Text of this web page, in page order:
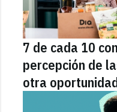
7 de cada 10
percepción de
otra